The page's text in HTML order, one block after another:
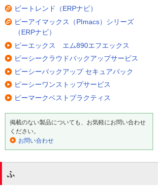
ビートレンド（ERPナビ）
ピーアイマックス（PImacs）シリーズ
（ERPナビ）
ピーエックス エム890エフエックス
ピーシークラウドバックアップサービス
ピーシーバックアップ セキュアパック
ピーシーワンストップサービス
ピーマークベストプラクティス
掲載のない製品についても、お気軽にお問い合わせ
ください。
お問い合わせ
ふ